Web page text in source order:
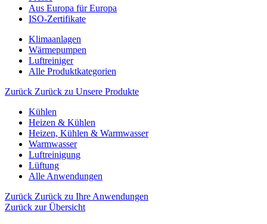
Aus Europa für Europa
ISO-Zertifikate
Klimaanlagen
Wärmepumpen
Luftreiniger
Alle Produktkategorien
Zurück Zurück zu Unsere Produkte
Kühlen
Heizen & Kühlen
Heizen, Kühlen & Warmwasser
Warmwasser
Luftreinigung
Lüftung
Alle Anwendungen
Zurück Zurück zu Ihre Anwendungen
Zurück zur Übersicht